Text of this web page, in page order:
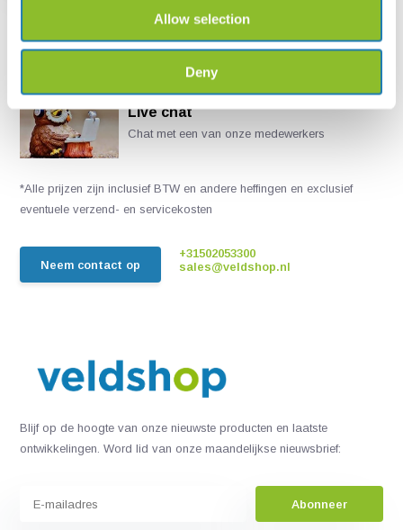
Allow selection
Deny
Live chat
Chat met een van onze medewerkers
*Alle prijzen zijn inclusief BTW en andere heffingen en exclusief
eventuele verzend- en servicekosten
Neem contact op
+31502053300
sales@veldshop.nl
Blijf op de hoogte van onze nieuwste producten en laatste
ontwikkelingen. Word lid van onze maandelijkse nieuwsbrief:
Abonneer